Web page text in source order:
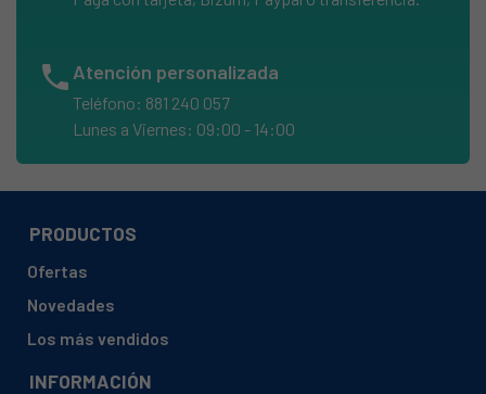
BOSCH, KG33NA40GB/01
BOSCH, KG33NA40GB/02
BOSCH, KG33NA90GB/01
BOSCH, KG33NA90GB/02
BOSCH, KG34NA10/01
BOSCH, KG34NA10/02
BOSCH, KG34NA10/03
BOSCH, KG34NA10/05
BOSCH, KG34NA10/06
BOSCH, KG34NA10/07
phone Atención personalizada
Teléfono: 881 240 057
Lunes a Viernes: 09:00 - 14:00
PRODUCTOS
Ofertas
Novedades
Los más vendidos
INFORMACIÓN